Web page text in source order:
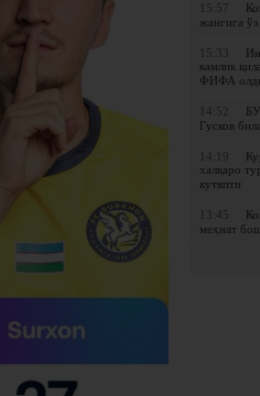
15:57
жангига
15:33
камлик
ФИФА
14:52
Гусков
14:19
халқаро
кутяпти
13:45
меҳнат